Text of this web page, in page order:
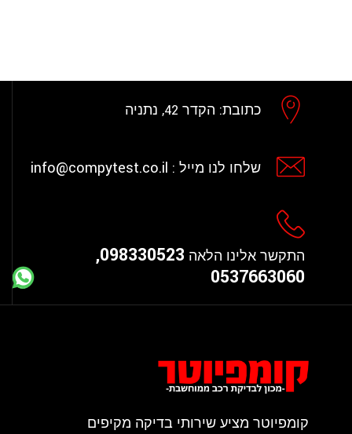
כתובת: הקדר 42, נתניה
שלחו לנו מייל : info@compytest.co.il
התקשר אלינו הלאה
098330523,
0537663060
קומפיוטר מציע שירותי בדיקה מקיפים